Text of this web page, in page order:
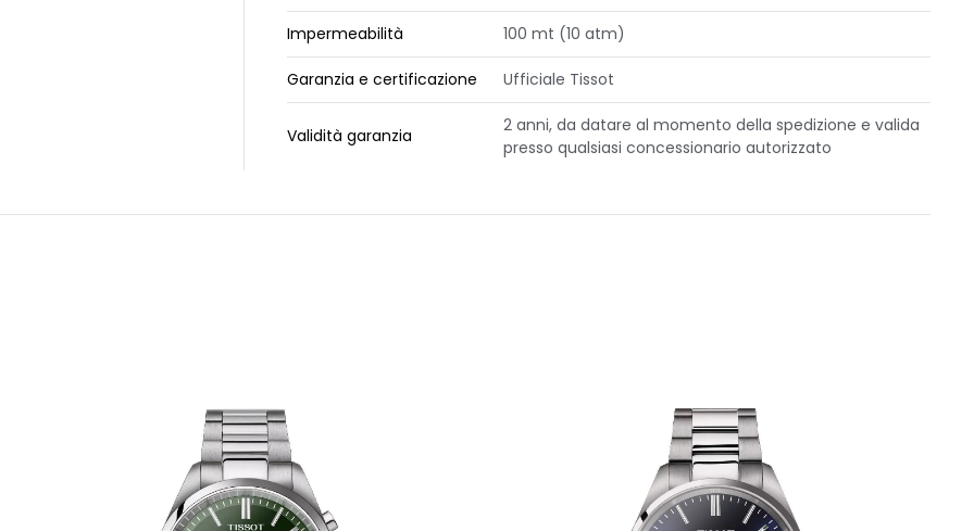
Impermeabilità 100 mt (10 atm)
Garanzia e certificazione Ufficiale Tissot
Validità garanzia
2 anni, da datare al momento della spedizione e valida
presso qualsiasi concessionario autorizzato